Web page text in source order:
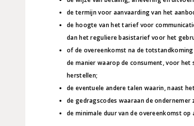
de termijn voor aanvaarding van het
de hoogte van het tarief voor
dan het reguliere basistarief voor het
of de overeenkomst na de
de manier waarop de consument, voor
herstellen;
de eventuele andere talen waarin, naast
de gedragscodes waaraan de
de minimale duur van de overeenkomst